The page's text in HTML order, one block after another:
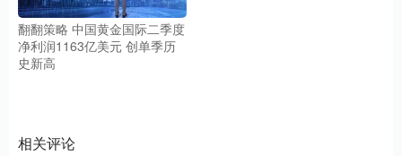
翻翻策略 中国黄金国际二季度
净利润1163亿美元 创单季历
史新高
相关评论